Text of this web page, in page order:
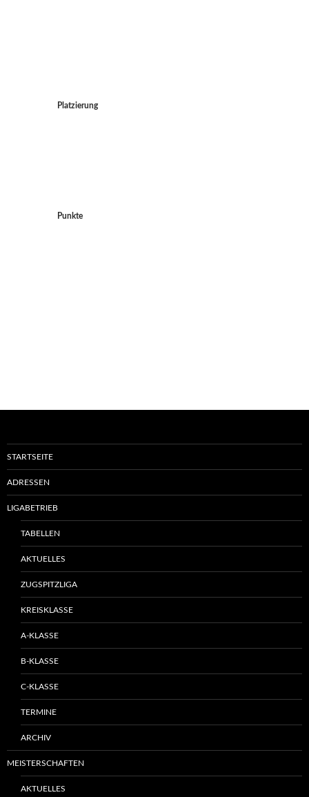
Platzierung
Punkte
STARTSEITE
ADRESSEN
LIGABETRIEB
TABELLEN
AKTUELLES
ZUGSPITZLIGA
KREISKLASSE
A-KLASSE
B-KLASSE
C-KLASSE
TERMINE
ARCHIV
MEISTERSCHAFTEN
AKTUELLES